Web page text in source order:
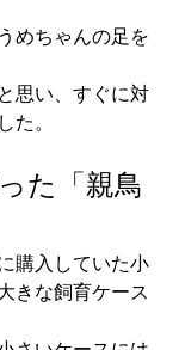
めちゃんの足を
思い、すぐに対
。
た「親鳥
購入していた小
きな飼育ケース